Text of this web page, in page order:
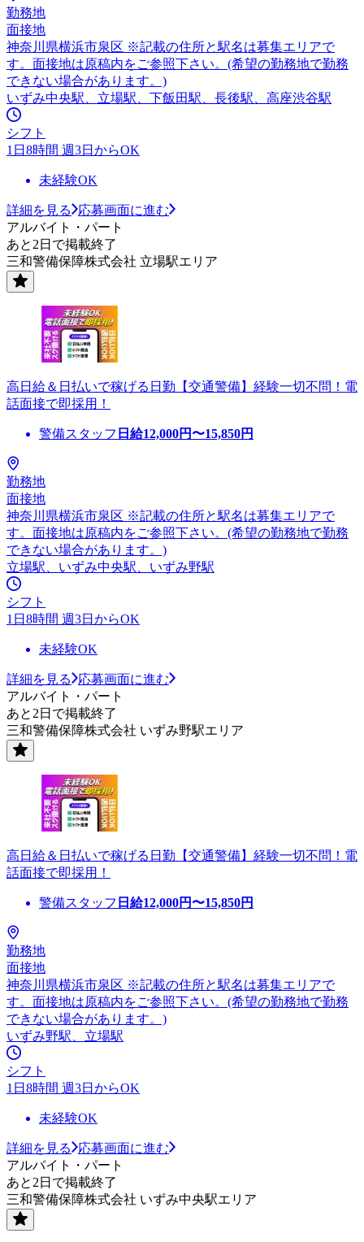
勤務地
面接地
神奈川県横浜市泉区 ※記載の住所と駅名は募集エリアで
す。面接地は原稿内をご参照下さい。(希望の勤務地で勤務
できない場合があります。)
いずみ中央駅、立場駅、下飯田駅、長後駅、高座渋谷駅
シフト
1日8時間 週3日からOK
未経験OK
詳細を見る
応募画面に進む
アルバイト・パート
あと2日で掲載終了
三和警備保障株式会社 立場駅エリア
高日給＆日払いで稼げる日勤【交通警備】経験一切不問！電
話面接で即採用！
警備スタッフ 日給12,000円〜15,850円
勤務地
面接地
神奈川県横浜市泉区 ※記載の住所と駅名は募集エリアで
す。面接地は原稿内をご参照下さい。(希望の勤務地で勤務
できない場合があります。)
立場駅、いずみ中央駅、いずみ野駅
シフト
1日8時間 週3日からOK
未経験OK
詳細を見る
応募画面に進む
アルバイト・パート
あと2日で掲載終了
三和警備保障株式会社 いずみ野駅エリア
高日給＆日払いで稼げる日勤【交通警備】経験一切不問！電
話面接で即採用！
警備スタッフ 日給12,000円〜15,850円
勤務地
面接地
神奈川県横浜市泉区 ※記載の住所と駅名は募集エリアで
す。面接地は原稿内をご参照下さい。(希望の勤務地で勤務
できない場合があります。)
いずみ野駅、立場駅
シフト
1日8時間 週3日からOK
未経験OK
詳細を見る
応募画面に進む
アルバイト・パート
あと2日で掲載終了
三和警備保障株式会社 いずみ中央駅エリア